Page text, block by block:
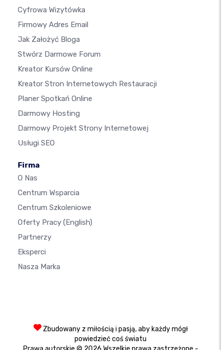
Cyfrowa Wizytówka
Firmowy Adres Email
Jak Założyć Bloga
Stwórz Darmowe Forum
Kreator Kursów Online
Kreator Stron Internetowych Restauracji
Planer Spotkań Online
Darmowy Hosting
Darmowy Projekt Strony Internetowej
Usługi SEO
Firma
O Nas
Centrum Wsparcia
Centrum Szkoleniowe
Oferty Pracy (English)
Partnerzy
Eksperci
Nasza Marka
Zbudowany z miłością i pasją, aby każdy mógł
powiedzieć coś światu